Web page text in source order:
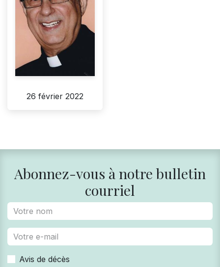
26 février 2022
Abonnez-vous à notre bulletin
courriel
Avis de décès